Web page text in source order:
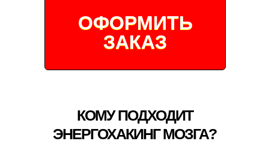
ОФОРМИТЬ
ЗАКАЗ
КОМУ ПОДХОДИТ
ЭНЕРГОХАКИНГ МОЗГА?